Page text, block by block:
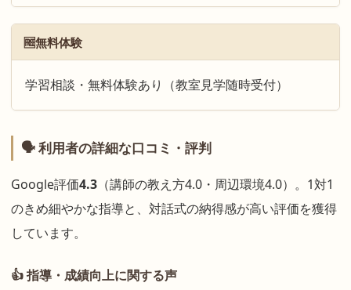
🆓無料体験
学習相談・無料体験あり（教室見学随時受付）
🗣 利用者の詳細な口コミ・評判
Google評価4.3（講師の教え方4.0・周辺環境4.0）。1対1
のきめ細やかな指導と、対話式の納得感が高い評価を獲得
しています。
👍 指導・成績向上に関する声